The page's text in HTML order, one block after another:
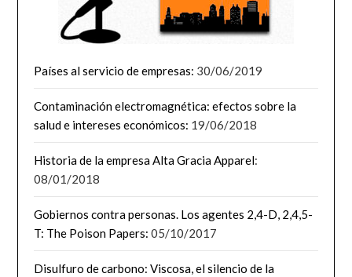
Países al servicio de empresas: 30/06/2019
Contaminación electromagnética: efectos sobre la
salud e intereses económicos: 19/06/2018
Historia de la empresa Alta Gracia Apparel:
08/01/2018
Gobiernos contra personas. Los agentes 2,4-D, 2,4,5-
T: The Poison Papers: 05/10/2017
Disulfuro de carbono: Viscosa, el silencio de la